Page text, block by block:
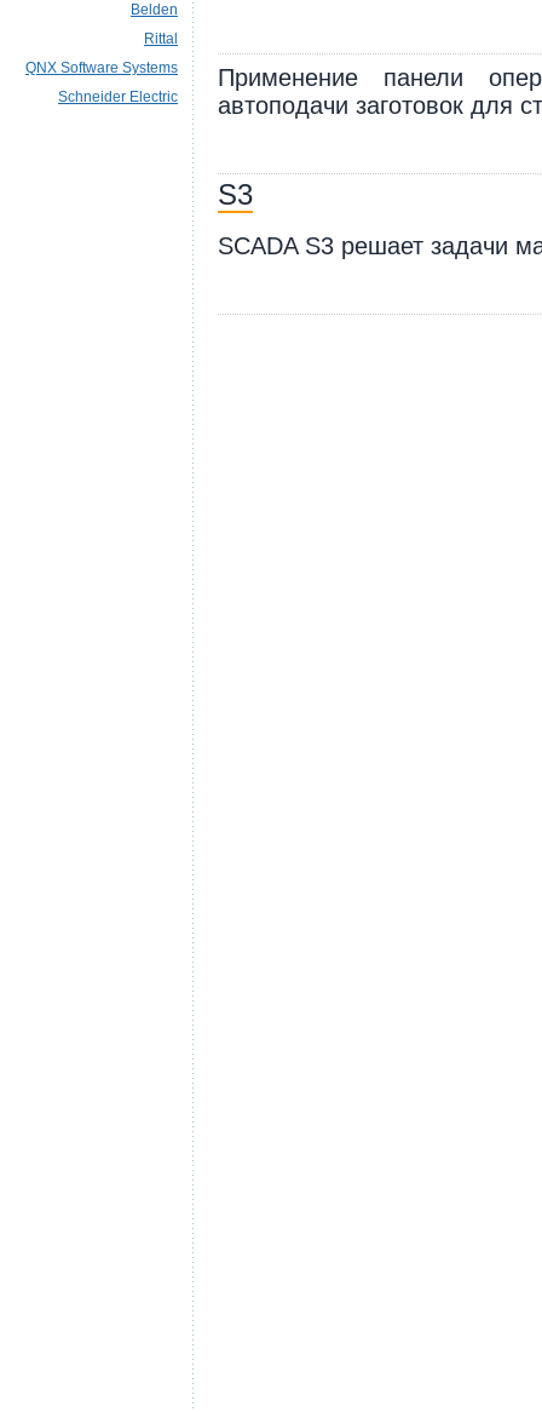
Belden
Rittal
QNX Software Systems
Schneider Electric
Применение панели
автоподачи заготовок для
S3
SCADA S3 решает задачи